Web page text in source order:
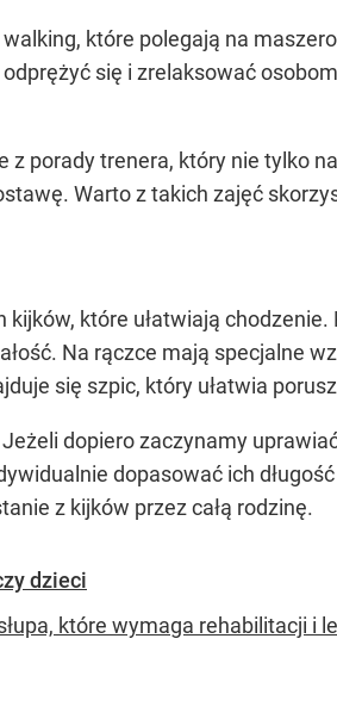
które polegają na
się i zrelaksować
porady trenera, który nie tylko
Warto z takich zajęć
które ułatwiają
Na rączce mają specjalne
się szpic, który ułatwia
dopiero zaczynamy
dopasować ich
z kijków przez całą rodzinę.
dzieci
które wymaga rehabilitacji i